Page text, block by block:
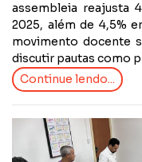
assembleia reajusta
2025, além de 4,5%
movimento docente
discutir pautas como
Continue lendo...